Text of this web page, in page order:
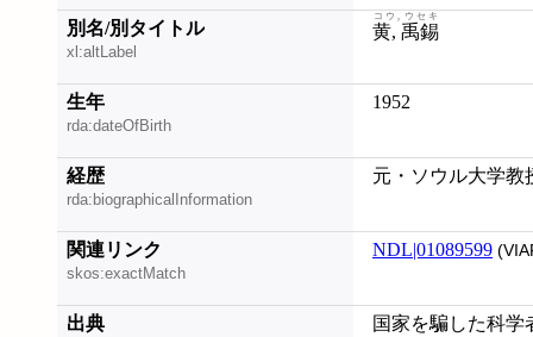
別名/別タイトル
xl:altLabel
黄, 禹錫
コウ, ウセキ
生年
rda:dateOfBirth
1952
経歴
rda:biographicalInformation
元・ソウル大学教
関連リンク
skos:exactMatch
NDL|01089599
出典
国家を騙した科学